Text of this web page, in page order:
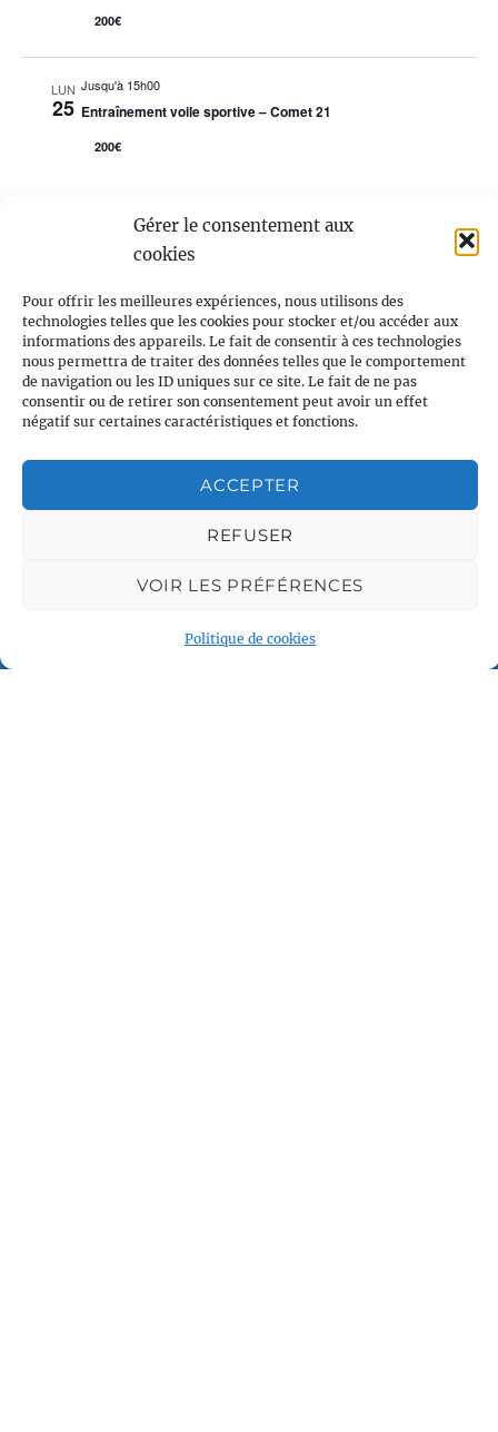
Gérer le consentement aux
cookies
Pour offrir les meilleures expériences, nous utilisons des
technologies telles que les cookies pour stocker et/ou accéder aux
informations des appareils. Le fait de consentir à ces technologies
nous permettra de traiter des données telles que le comportement
de navigation ou les ID uniques sur ce site. Le fait de ne pas
consentir ou de retirer son consentement peut avoir un effet
négatif sur certaines caractéristiques et fonctions.
ACCEPTER
REFUSER
VOIR LES PRÉFÉRENCES
Politique de cookies
200€
LUN
25
Jusqu'à 15h00
Entraînement voile sportive – Comet 21
200€
Évènements
suivants
S’ABONNER AU CALENDRIER
Centre LGBTQI+, 63 rue Beaubourg 75003 Paris